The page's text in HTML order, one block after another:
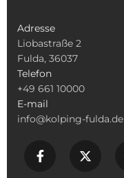
Adresse
Liobastraße 2
Fulda, 36037
Telefon
+49 661 10000
E-mail
info@kolping-fulda.de